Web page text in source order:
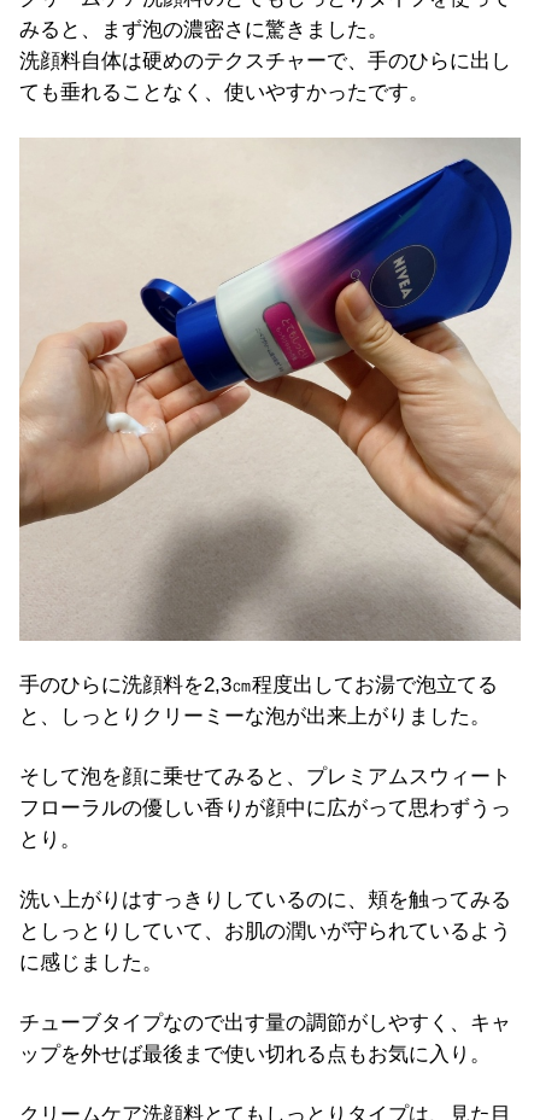
みると、まず泡の濃密さに驚きました。
洗顔料自体は硬めのテクスチャーで、手のひらに出し
ても垂れることなく、使いやすかったです。
手のひらに洗顔料を2,3㎝程度出してお湯で泡立てる
と、しっとりクリーミーな泡が出来上がりました。
そして泡を顔に乗せてみると、プレミアムスウィート
フローラルの優しい香りが顔中に広がって思わずうっ
とり。
洗い上がりはすっきりしているのに、頬を触ってみる
としっとりしていて、お肌の潤いが守られているよう
に感じました。
チューブタイプなので出す量の調節がしやすく、キャ
ップを外せば最後まで使い切れる点もお気に入り。
クリームケア洗顔料とてもしっとりタイプは、見た目